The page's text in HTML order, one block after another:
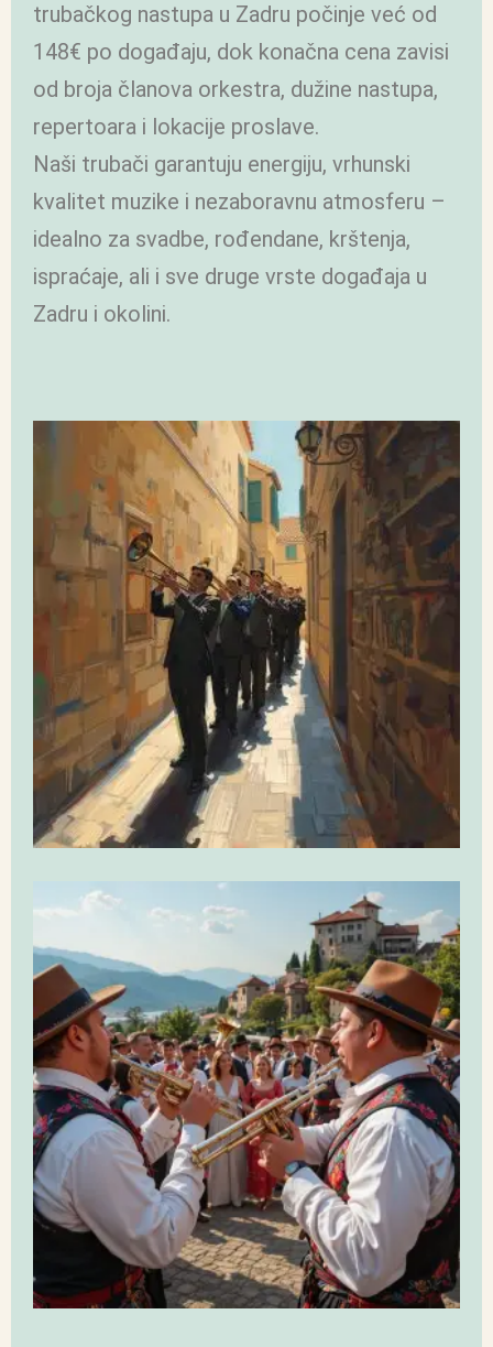
trubačkog nastupa u Zadru počinje već od
148€ po događaju, dok konačna cena zavisi
od broja članova orkestra, dužine nastupa,
repertoara i lokacije proslave.
Naši trubači garantuju energiju, vrhunski
kvalitet muzike i nezaboravnu atmosferu –
idealno za svadbe, rođendane, krštenja,
ispraćaje, ali i sve druge vrste događaja u
Zadru i okolini.